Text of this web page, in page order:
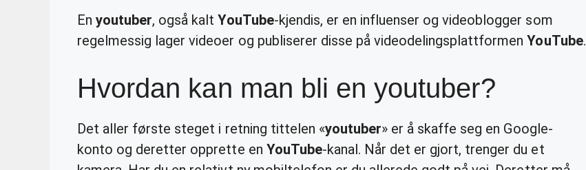
Enyoutuber, også kaltYouTube-kjendis, er en influenser og videoblogger som
regelmessig lager videoer og publiserer disse på videodelingsplattformenYouTube.
Hvordan kan man bli en youtuber?
Det aller første steget i retning tittelen «youtuber» er å skaffe seg en Google-
konto og deretter opprette en YouTube-kanal. Når det er gjort, trenger du et